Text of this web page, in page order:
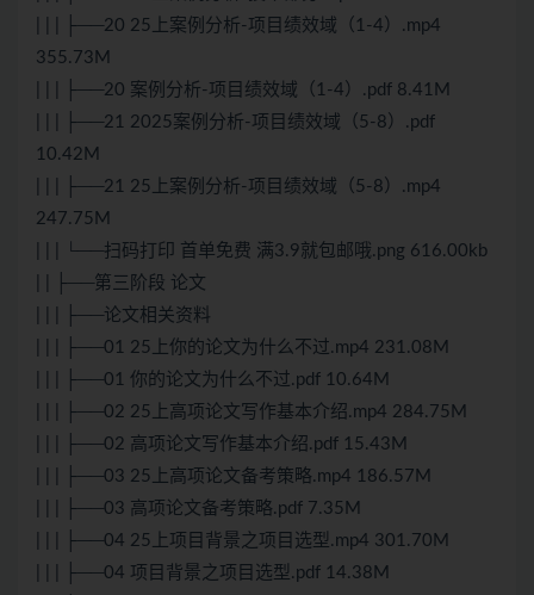
| | | ├──20 25上案例分析-项目绩效域（1-4）.mp4
355.73M
| | | ├──20 案例分析-项目绩效域（1-4）.pdf 8.41M
| | | ├──21 2025案例分析-项目绩效域（5-8）.pdf
10.42M
| | | ├──21 25上案例分析-项目绩效域（5-8）.mp4
247.75M
| | | └──扫码打印 首单免费 满3.9就包邮哦.png 616.00kb
| | ├──第三阶段 论文
| | | ├──论文相关资料
| | | ├──01 25上你的论文为什么不过.mp4 231.08M
| | | ├──01 你的论文为什么不过.pdf 10.64M
| | | ├──02 25上高项论文写作基本介绍.mp4 284.75M
| | | ├──02 高项论文写作基本介绍.pdf 15.43M
| | | ├──03 25上高项论文备考策略.mp4 186.57M
| | | ├──03 高项论文备考策略.pdf 7.35M
| | | ├──04 25上项目背景之项目选型.mp4 301.70M
| | | ├──04 项目背景之项目选型.pdf 14.38M